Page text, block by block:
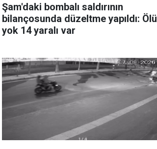
Şam'daki bombalı saldırının
bilançosunda düzeltme yapıldı: Ölü
yok 14 yaralı var